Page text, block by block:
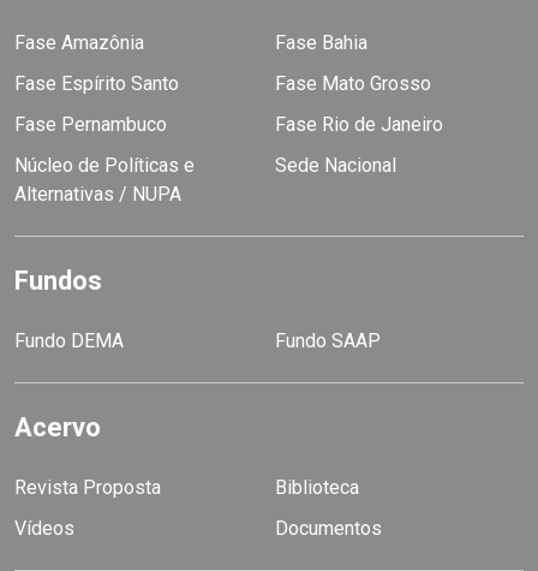
Fase Amazônia
Fase Bahia
Fase Espírito Santo
Fase Mato Grosso
Fase Pernambuco
Fase Rio de Janeiro
Núcleo de Políticas e
Alternativas / NUPA
Sede Nacional
Fundos
Fundo DEMA Fundo SAAP
Acervo
Revista Proposta
Biblioteca
Vídeos
Documentos